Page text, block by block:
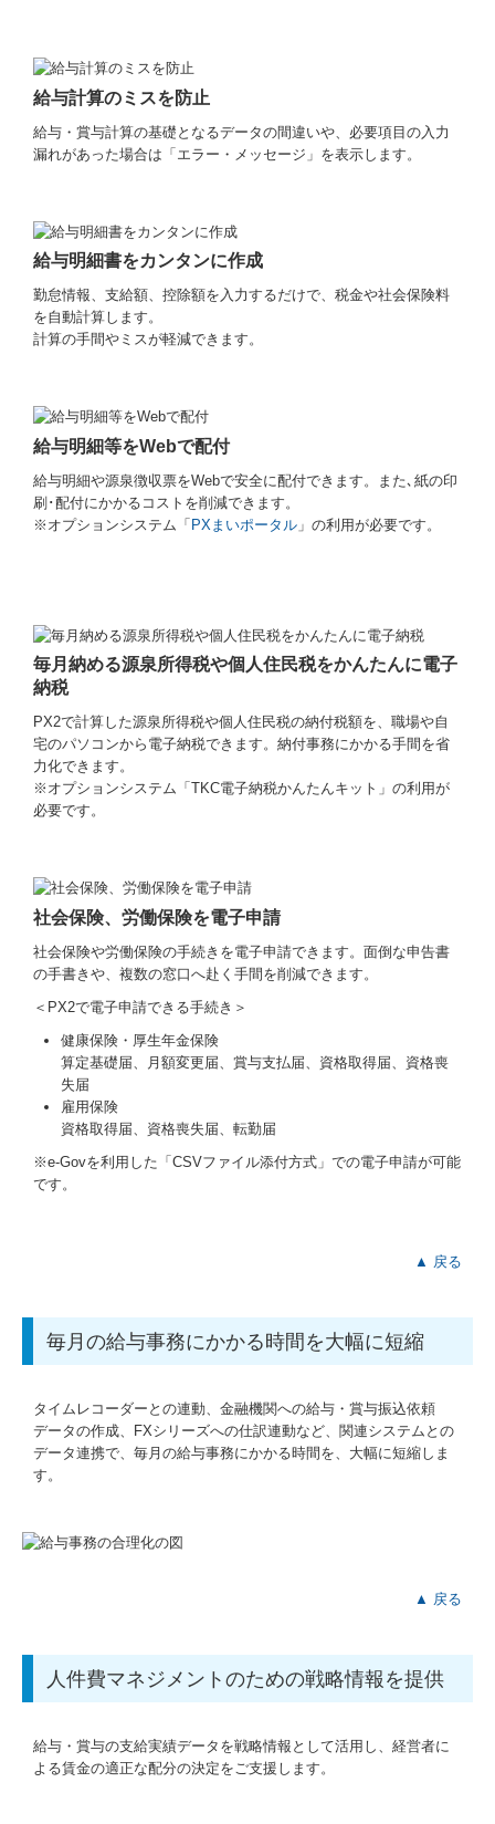
給与計算のミスを防止
給与・賞与計算の基礎となるデータの間違いや、必要項目の入力
漏れがあった場合は「エラー・メッセージ」を表示します。
給与明細書をカンタンに作成
勤怠情報、支給額、控除額を入力するだけで、税金や社会保険料
を自動計算します。
計算の手間やミスが軽減できます。
給与明細等をWebで配付
給与明細や源泉徴収票をWebで安全に配付できます。また､紙の印
刷･配付にかかるコストを削減できます。
※オプションシステム「PXまいポータル 」の利用が必要です。
毎月納める源泉所得税や個人住民税をかんたんに電子
納税
PX2で計算した源泉所得税や個人住民税の納付税額を、職場や自
宅のパソコンから電子納税できます。納付事務にかかる手間を省
力化できます。
※オプションシステム「TKC電子納税かんたんキット」の利用が
必要です。
社会保険、労働保険を電子申請
社会保険や労働保険の手続きを電子申請できます。面倒な申告書
の手書きや、複数の窓口へ赴く手間を削減できます。
＜PX2で電子申請できる手続き＞
健康保険・厚生年金保険
算定基礎届、月額変更届、賞与支払届、資格取得届、資格喪
失届
雇用保険
資格取得届、資格喪失届、転勤届
※e-Govを利用した「CSVファイル添付方式」での電子申請が可能
です。
▲ 戻る
毎月の給与事務にかかる時間を大幅に短縮
タイムレコーダーとの連動、金融機関への給与・賞与振込依頼
データの作成、FXシリーズへの仕訳連動など、関連システムとの
データ連携で、毎月の給与事務にかかる時間を、大幅に短縮しま
す。
▲ 戻る
人件費マネジメントのための戦略情報を提供
給与・賞与の支給実績データを戦略情報として活用し、経営者に
よる賃金の適正な配分の決定をご支援します。